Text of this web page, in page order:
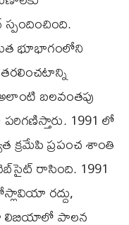
భూభాగంలోని
బలవంతపు
1991 లో
ప్రపంచ శాంతి
రాసింది. 1991
రద్దు,
లిబియాలో పాలన